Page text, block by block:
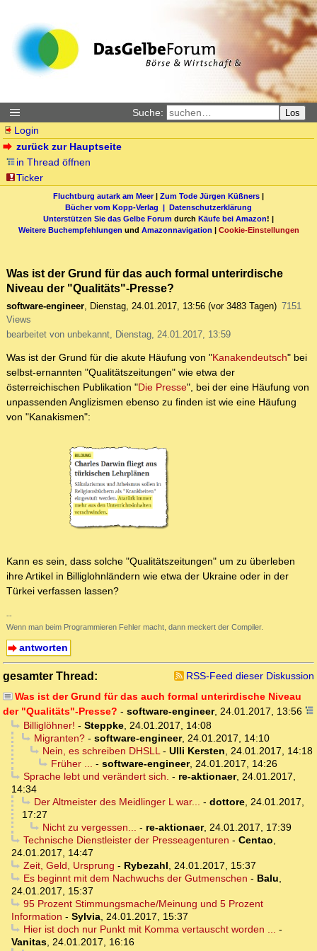
Suche: Los
Login
zurück zur Hauptseite
in Thread öffnen
Ticker
Fluchtburg autark am Meer| Zum Tode Jürgen Küßners |
Bücher vom Kopp-Verlag | Datenschutzerklärung
Unterstützen Sie das Gelbe Forum durch Käufe bei Amazon! |
Weitere Buchempfehlungen und Amazonnavigation | Cookie-Einstellungen
Was ist der Grund für das auch formal unterirdische
Niveau der "Qualitäts"-Presse?
software-engineer, Dienstag, 24.01.2017, 13:56 (vor 3483 Tagen) 7151
Views
bearbeitet von unbekannt, Dienstag, 24.01.2017, 13:59
Was ist der Grund für die akute Häufung von "Kanakendeutsch" bei
selbst-ernannten "Qualitätszeitungen" wie etwa der
österreichischen Publikation "Die Presse", bei der eine Häufung von
unpassenden Anglizismen ebenso zu finden ist wie eine Häufung
von "Kanakismen":
Kann es sein, dass solche "Qualitätszeitungen" um zu überleben
ihre Artikel in Billiglohnländern wie etwa der Ukraine oder in der
Türkei verfassen lassen?
--
Wenn man beim Programmieren Fehler macht, dann meckert der Compiler.
antworten
gesamter Thread:
RSS-Feed dieser Diskussion
Was ist der Grund für das auch formal unterirdische Niveau
der "Qualitäts"-Presse? - software-engineer, 24.01.2017, 13:56
Billiglöhner! - Steppke, 24.01.2017, 14:08
Migranten?- software-engineer, 24.01.2017, 14:10
Nein, es schreiben DHSLL- Ulli Kersten, 24.01.2017, 14:18
Früher ... - software-engineer, 24.01.2017, 14:26
Sprache lebt und verändert sich. - re-aktionaer, 24.01.2017,
14:34
Der Altmeister des Meidlinger L war... - dottore, 24.01.2017,
17:27
Nicht zu vergessen... - re-aktionaer, 24.01.2017, 17:39
Technische Dienstleister der Presseagenturen - Centao,
24.01.2017, 14:47
Zeit, Geld, Ursprung - Rybezahl, 24.01.2017, 15:37
Es beginnt mit dem Nachwuchs der Gutmenschen - Balu,
24.01.2017, 15:37
95 Prozent Stimmungsmache/Meinung und 5 Prozent
Information - Sylvia, 24.01.2017, 15:37
Hier ist doch nur Punkt mit Komma vertauscht worden ... -
Vanitas, 24.01.2017, 16:16